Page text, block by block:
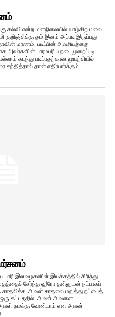
கல்வி என்ற மனநிலையில் வாழ்கிற மலை
தம் இனம் அப்படி இருப்பது
அவசியத்தை
அவர்களின் பாரம்பரிய நடைமுறைப்படி
கடந்து படிப்பதற்கான முயற்சியில்
சந்தித்தால் தான் எதிர்பார்க்கும்...
இளவழகனின் இயக்கத்தில் சிரித்து
அவள் காதலை மறுத்து நட்பைத்
ஒரு கட்டத்தில், அவள் அவனை
அவள் நமக்கு வேண்டாம் என அவன்